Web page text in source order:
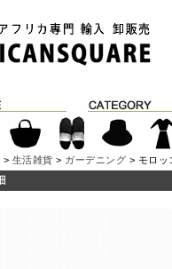
> 生活雑貨 > ガーデニング > モロッ